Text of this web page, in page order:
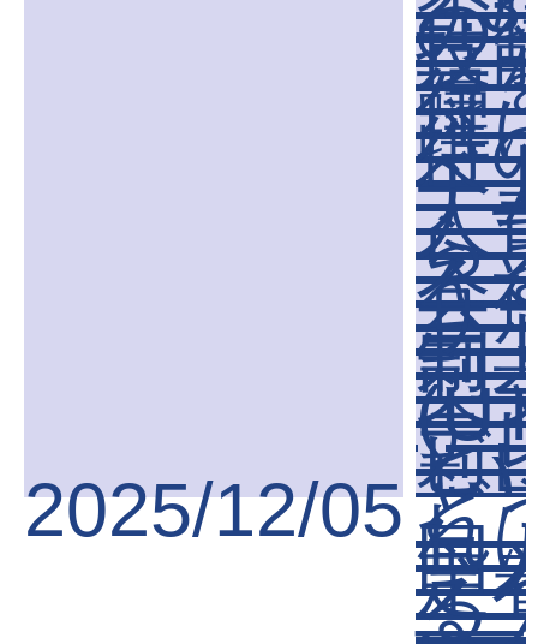
の
技
号
得
躍
待
ベ
ナ
人
ら
え
会
サ
ー
制
梨
テ
ビ
梨)
2025/12/05ど
れ
国
定
る